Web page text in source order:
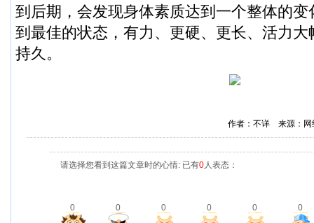
到后期，会发现身体素质达到一个整体的
到最佳的状态，有力、更硬、更长、活力
持久。
作者：不详 来源：
请选择您看到这篇文章时的心情: 已有0人表态：
0 0 0 0 0 0